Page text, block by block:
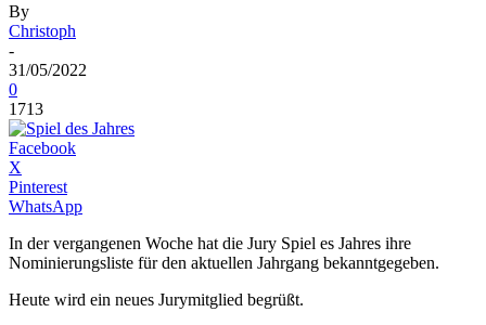
By
Christoph
-
31/05/2022
0
1713
Facebook
X
Pinterest
WhatsApp
In der vergangenen Woche hat die Jury Spiel es Jahres ihre
Nominierungsliste für den aktuellen Jahrgang bekanntgegeben.
Heute wird ein neues Jurymitglied begrüßt.